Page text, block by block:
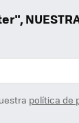
política de